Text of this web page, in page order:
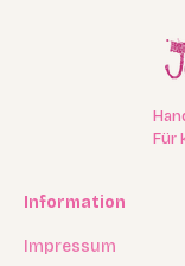
Für
Information
Impressum